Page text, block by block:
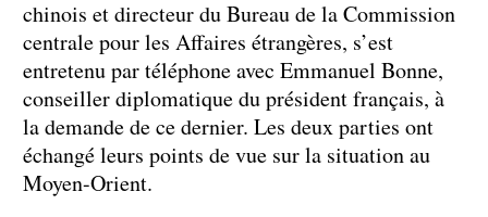
chinois et directeur du Bureau de la Commission
centrale pour les Affaires étrangères, s’est
entretenu par téléphone avec Emmanuel Bonne,
conseiller diplomatique du président français, à
la demande de ce dernier. Les deux parties ont
échangé leurs points de vue sur la situation au
Moyen-Orient.